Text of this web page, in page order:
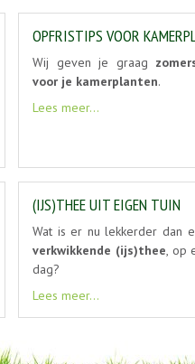
OPFRISTIPS VOOR
Wij geven je graag
voor je kamerplanten.
Lees meer...
(IJS)THEE UIT EIGEN TUIN
Wat is er nu lekkerder dan
verkwikkende (ijs)thee, op
dag?
Lees meer...